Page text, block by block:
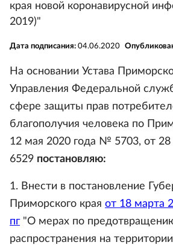
края новой коронавирусной
2019)"
Дата подписания: 04.06.2020
На основании Устава
Управления Федеральной
сфере защиты прав
благополучия человека по
12 мая 2020 года № 5703, от
6529 постановляю:
1. Внести в постановление
Приморского края от 18 марта
пг"О мерах по
распространения на